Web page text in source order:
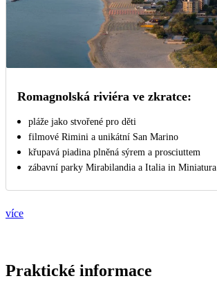
Romagnolská riviéra ve zkratce:
pláže jako stvořené pro děti
filmové Rimini a unikátní San Marino
křupavá piadina plněná sýrem a prosciuttem
zábavní parky Mirabilandia a Italia in Miniatura
více
Praktické informace